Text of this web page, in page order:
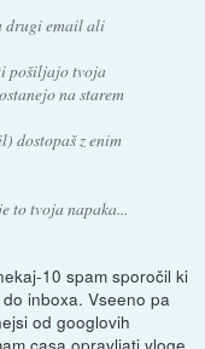
drugi email ali
pošiljajo tvoja
na starem
dostopaš z enim
to tvoja napaka...
10 spam sporočil ki
inboxa. Vseeno pa
od googlovih
casa opravljati vloge